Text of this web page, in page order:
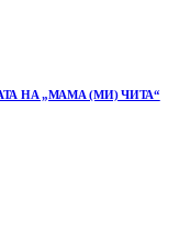
НА „МАМА (МИ) ЧИТА“